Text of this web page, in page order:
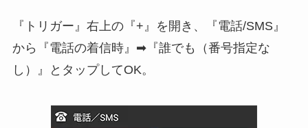
『トリガー』右上の『+』を開き、『電話/SMS』
から『電話の着信時』➡『誰でも（番号指定な
し）』とタップしてOK。